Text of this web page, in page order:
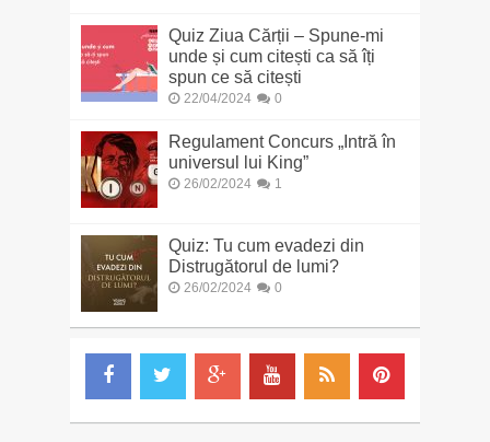
Quiz Ziua Cărții – Spune-mi
unde și cum citești ca să îți
spun ce să citești
22/04/2024 0
Regulament Concurs „Intră în
universul lui King”
26/02/2024 1
Quiz: Tu cum evadezi din
Distrugătorul de lumi?
26/02/2024 0